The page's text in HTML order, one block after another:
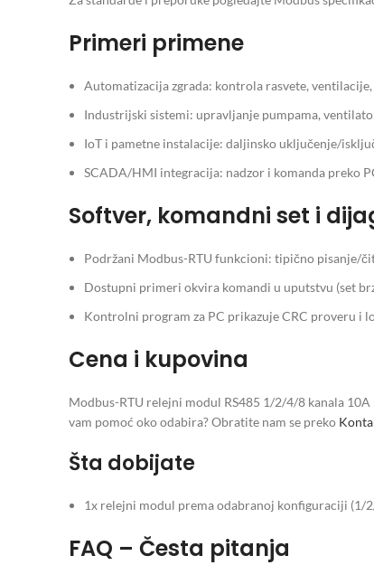
Primeri primene
Automatizacija zgrada: kontrola rasvete,
Industrijski sistemi: upravljanje pumpama,
IoT i pametne instalacije: daljinsko uključenje/
SCADA/HMI integracija: nadzor i komanda preko
Softver, komandni set i
Podržani Modbus-RTU funkcioni: tipično pisanje/
Dostupni primeri okvira komandi u uputstvu (set
Kontrolni program za PC prikazuje CRC proveru i
Cena i kupovina
Modbus-RTU relejni modul RS485 1/2/4/8 kanala
vam pomoć oko odabira? Obratite nam se preko
Šta dobijate
1x relejni modul prema odabranoj konfiguraciji (1/
FAQ – Česta pitanja